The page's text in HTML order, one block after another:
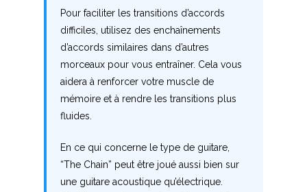
Pour faciliter les transitions d’accords
difficiles, utilisez des enchaînements
d’accords similaires dans d’autres
morceaux pour vous entraîner. Cela vous
aidera à renforcer votre muscle de
mémoire et à rendre les transitions plus
fluides.
En ce qui concerne le type de guitare,
“The Chain” peut être joué aussi bien sur
une guitare acoustique qu’électrique.
Z
Nouvelles tabs
Top 100
Accords de guitare